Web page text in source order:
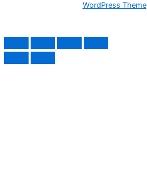
WordPress Theme